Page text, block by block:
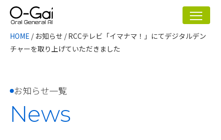
HOME / お知らせ /RCCテレビ「イマナマ！」にてデジタルデン
チャーを取り上げていただきました
お知らせ一覧
News